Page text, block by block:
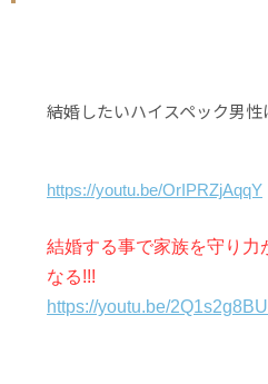
結婚したいハイスペック男
https://youtu.be/OrIPRZjAqqY
結婚する事で家族を守り力
なる!!!
https://youtu.be/